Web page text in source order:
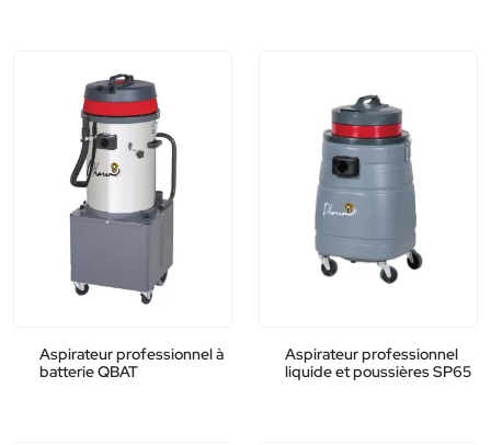
Aspirateur professionnel à
batterie QBAT
Aspirateur professionnel
liquide et poussières SP65